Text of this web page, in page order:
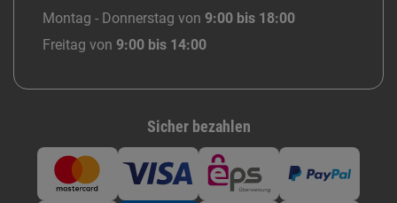
Montag - Donnerstag von 9:00 bis 18:00
Freitag von 9:00 bis 14:00
Sicher bezahlen